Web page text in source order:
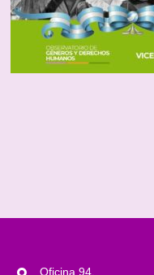
Oficina 94.